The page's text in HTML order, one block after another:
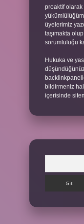
proaktif olarak
üyelerimiz
taşımakta
sorumluluğu
Hukuka ve
bildirmeniz
içerisinde